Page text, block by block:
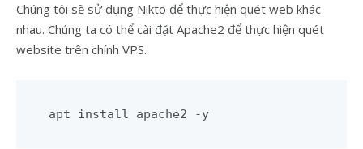
Chúng tôi sẽ sử dụng Nikto để thực hiện quét web khác
nhau. Chúng ta có thể cài đặt Apache2 để thực hiện quét
website trên chính VPS.
apt install apache2 -y